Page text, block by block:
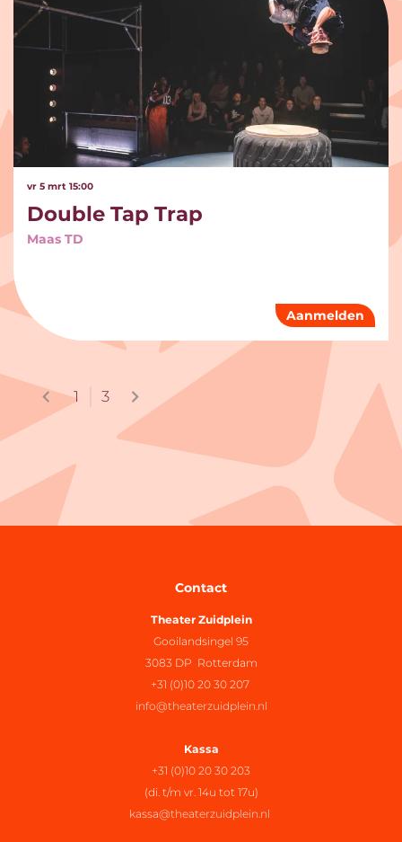
Double Tap Trap
Maas TD
vr 5 mrt 15:00
Aanmelden
1 3
Contact
Theater Zuidplein
Gooilandsingel 95
3083 DP Rotterdam
+31 (0)10 20 30 207
info@theaterzuidplein.nl
Kassa
+31 (0)10 20 30 203
(di. t/m vr. 14u tot 17u)
kassa@theaterzuidplein.nl